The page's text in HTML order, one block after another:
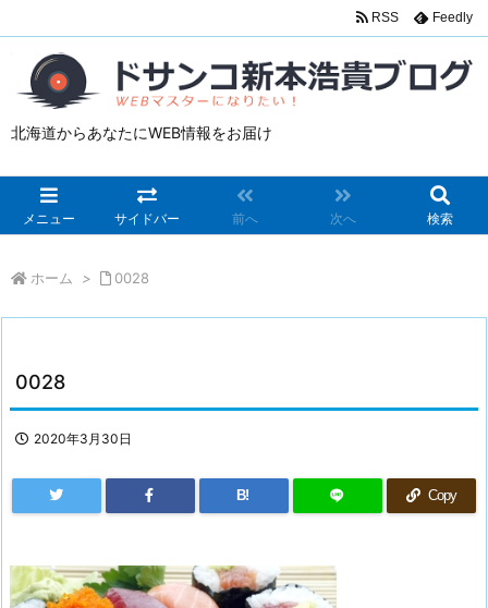
北海道からあなたにWEB情報をお届け
メニュー サイドバー 前へ 次へ 検索
RSS Feedly
ホーム > 0028
0028
2020年3月30日
B! Copy